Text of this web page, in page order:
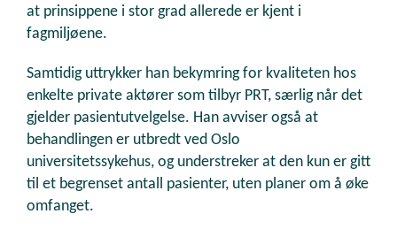
at prinsippene i stor grad allerede er kjent i
fagmiljøene.
Samtidig uttrykker han bekymring for kvaliteten hos
enkelte private aktører som tilbyr PRT, særlig når det
gjelder pasientutvelgelse. Han avviser også at
behandlingen er utbredt ved Oslo
universitetssykehus, og understreker at den kun er gitt
til et begrenset antall pasienter, uten planer om å øke
omfanget.